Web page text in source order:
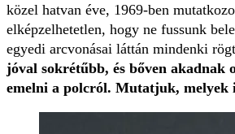
közel hatvan éve, 1969-ben
elképzelhetetlen, hogy ne fussunk
egyedi arcvonásai láttán mindenki
jóval sokrétűbb, és bőven akadnak
emelni a polcról. Mutatjuk, melyek